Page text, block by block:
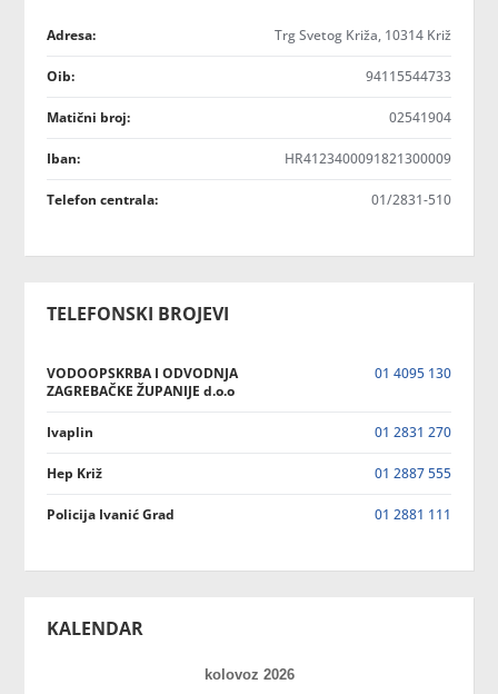
Adresa: Trg Svetog Križa, 10314 Križ
Oib: 94115544733
Matični broj: 02541904
Iban: HR4123400091821300009
Telefon centrala: 01/2831-510
TELEFONSKI BROJEVI
VODOOPSKRBA I ODVODNJA
ZAGREBAČKE ŽUPANIJE d.o.o
01 4095 130
Ivaplin 01 2831 270
Hep Križ 01 2887 555
Policija Ivanić Grad 01 2881 111
KALENDAR
kolovoz 2026